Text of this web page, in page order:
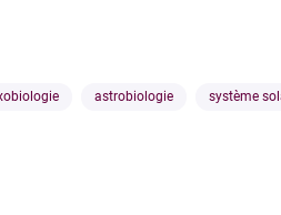
astrobiologie système